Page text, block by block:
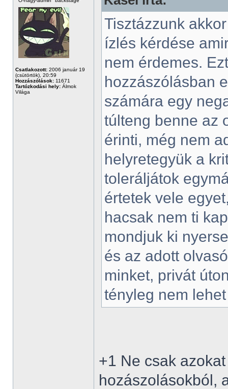
Csatlakozott: 2006 január 19
(csütörtök), 20:59
Hozzászólások: 11671
Tartózkodási hely: Álmok
Világa
Tisztázzunk
ízlés kérdése
nem érdemes.
hozzászólásban
számára egy
túlteng benne az
érinti, még nem
helyretegyük a
toleráljátok
értetek vele
hacsak nem ti
mondjuk ki
és az adott
minket, privát
tényleg nem
+1 Ne csak
hozászolásokból,